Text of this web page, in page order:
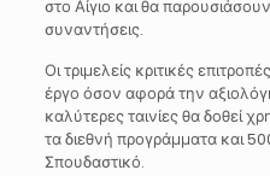
στο Αίγιο και θα
συναντήσεις.
Οι τριμελείς κριτικές
έργο όσον αφορά την
καλύτερες ταινίες θα δοθεί
τα διεθνή προγράμματα και
Σπουδαστικό.